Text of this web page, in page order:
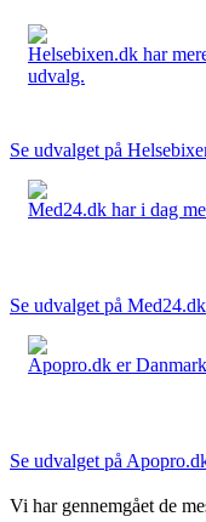
Helsebixen.dk har
udvalg.
Se udvalget på
Med24.dk har i dag
Se udvalget på Med24.dk
Apopro.dk er
Se udvalget på
Vi har gennemgået de